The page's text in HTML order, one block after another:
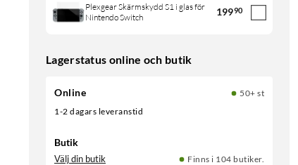
Plexgear Skärmskydd S1 i glas för
Nintendo Switch
19990
Lagerstatus online och butik
Online
50+ st
1-2 dagars leveranstid
Butik
Välj din butik Finns i 104 butiker.